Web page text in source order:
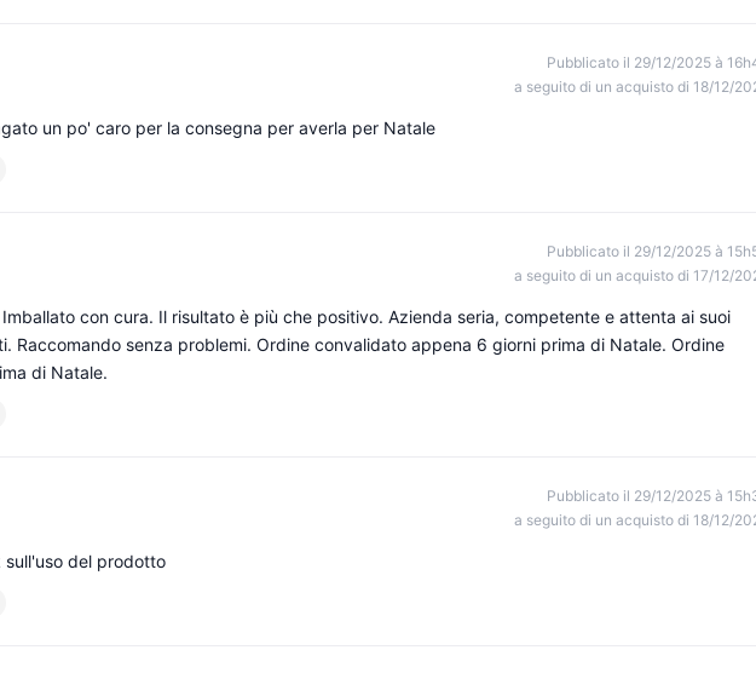
Pubblicato il 29/12/2025 à
a seguito di un acquisto di 18/12/
un po' caro per la consegna per averla per Natale
Pubblicato il 29/12/2025 à
a seguito di un acquisto di 17/12/
con cura. Il risultato è più che positivo. Azienda seria, competente e attenta ai suoi
Raccomando senza problemi. Ordine convalidato appena 6 giorni prima di Natale. Ordine
di Natale.
Pubblicato il 29/12/2025 à
a seguito di un acquisto di 18/12/
del prodotto